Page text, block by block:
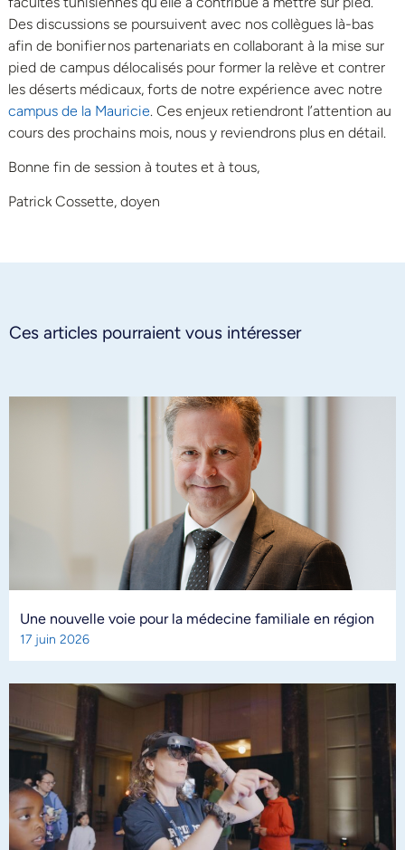
Des discussions se poursuivent avec nos collègues là-bas
afin de bonifier nos partenariats en collaborant à la mise sur
pied de campus délocalisés pour former la relève et contrer
les déserts médicaux, forts de notre expérience avec notre
campus de la Mauricie. Ces enjeux retiendront l’attention au
cours des prochains mois, nous y reviendrons plus en détail.
Bonne fin de session à toutes et à tous,
Patrick Cossette, doyen
Ces articles pourraient vous intéresser
Une nouvelle voie pour la médecine familiale en région
17 juin 2026